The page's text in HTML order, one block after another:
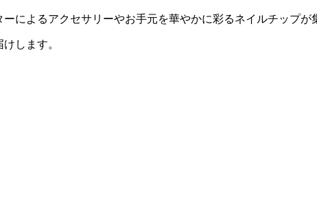
によるアクセサリーやお手元を華やかに彩るネイルチップが
します。